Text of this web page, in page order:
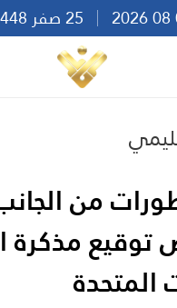
من
توقيع مذكرة
المتحدة